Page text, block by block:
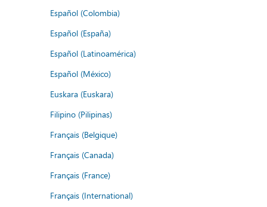
Español (Colombia)
Español (España)
Español (Latinoamérica)
Español (México)
Euskara (Euskara)
Filipino (Pilipinas)
Français (Belgique)
Français (Canada)
Français (France)
Français (International)